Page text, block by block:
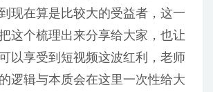
现在算是比较大的受益者，这一
这个梳理出来分享给大家，也让
以享受到短视频这波红利，老师
逻辑与本质会在这里一次性给大